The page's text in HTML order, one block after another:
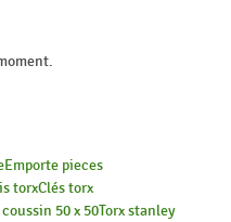
Emporte pieces
torxClés torx
50 x 50Torx stanley